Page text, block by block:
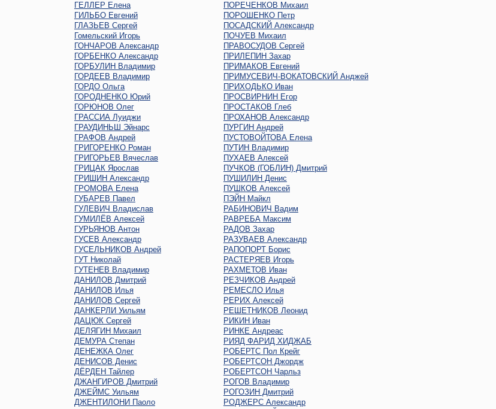
ГЕЛЛЕР Елена
ПОРЕЧЕНКОВ Михаил
ГИЛЬБО Евгений
ПОРОШЕНКО Петр
ГЛАЗЬЕВ Сергей
ПОСАДСКИЙ Александр
Гомельский Игорь
ПОЧУЕВ Михаил
ГОНЧАРОВ Александр
ПРАВОСУДОВ Сергей
ГОРБЕНКО Александр
ПРИЛЕПИН Захар
ГОРБУЛИН Владимир
ПРИМАКОВ Евгений
ГОРДЕЕВ Владимир
ПРИМУСЕВИЧ-ВОКАТОВСКИЙ Анджей
ГОРДО Ольга
ПРИХОДЬКО Иван
ГОРОДНЕНКО Юрий
ПРОСВИРНИН Егор
ГОРЮНОВ Олег
ПРОСТАКОВ Глеб
ГРАССИА Луиджи
ПРОХАНОВ Александр
ГРАУДИНЬШ Эйнарс
ПУРГИН Андрей
ГРАФОВ Андрей
ПУСТОВОЙТОВА Елена
ГРИГОРЕНКО Роман
ПУТИН Владимир
ГРИГОРЬЕВ Вячеслав
ПУХАЕВ Алексей
ГРИЦАК Ярослав
ПУЧКОВ (ГОБЛИН) Дмитрий
ГРИШИН Александр
ПУШИЛИН Денис
ГРОМОВА Елена
ПУШКОВ Алексей
ГУБАРЕВ Павел
ПЭЙН Майкл
ГУЛЕВИЧ Владислав
РАБИНОВИЧ Вадим
ГУМИЛЁВ Алексей
РАВРЕБА Максим
ГУРЬЯНОВ Антон
РАДОВ Захар
ГУСЕВ Александр
РАЗУВАЕВ Александр
ГУСЕЛЬНИКОВ Андрей
РАПОПОРТ Борис
ГУТ Николай
РАСТЕРЯЕВ Игорь
ГУТЕНЕВ Владимир
РАХМЕТОВ Иван
ДАНИЛОВ Дмитрий
РЕЗЧИКОВ Андрей
ДАНИЛОВ Илья
РЕМЕСЛО Илья
ДАНИЛОВ Сергей
РЕРИХ Алексей
ДАНКЕРЛИ Уильям
РЕШЕТНИКОВ Леонид
ДАЦЮК Сергей
РИКИН Иван
ДЕЛЯГИН Михаил
РИНКЕ Андреас
ДЕМУРА Степан
РИЯД ФАРИД ХИДЖАБ
ДЕНЕЖКА Олег
РОБЕРТС Пол Крейг
ДЕНИСОВ Денис
РОБЕРТСОН Джордж
ДЁРДЕН Тайлер
РОБЕРТСОН Чарльз
ДЖАНГИРОВ Дмитрий
РОГОВ Владимир
ДЖЕЙМС Уильям
РОГОЗИН Дмитрий
ДЖЕНТИЛОНИ Паоло
РОДЖЕРС Александр